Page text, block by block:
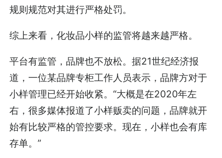
规则规范对其进行严格处罚。
综上来看，化妆品小样的监管将越来越严格。
平台有监管，品牌也不放松。据21世纪经济报
道，一位某品牌专柜工作人员表示，品牌方对于
小样管理已经开始收紧。“大概是在2020年左
右，很多媒体报道了小样贩卖的问题，品牌就开
始有比较严格的管控要求。现在，小样也会有库
存单。”